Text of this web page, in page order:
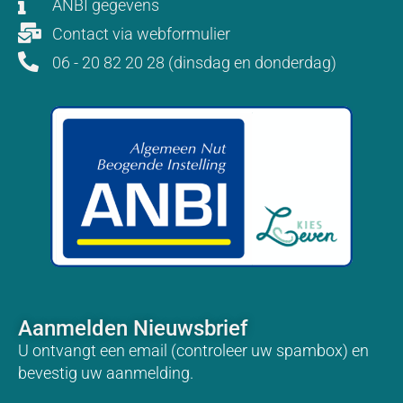
ANBI gegevens
Contact via webformulier
06 - 20 82 20 28 (dinsdag en donderdag)
Aanmelden Nieuwsbrief
U ontvangt een email (controleer uw spambox) en
bevestig uw aanmelding.